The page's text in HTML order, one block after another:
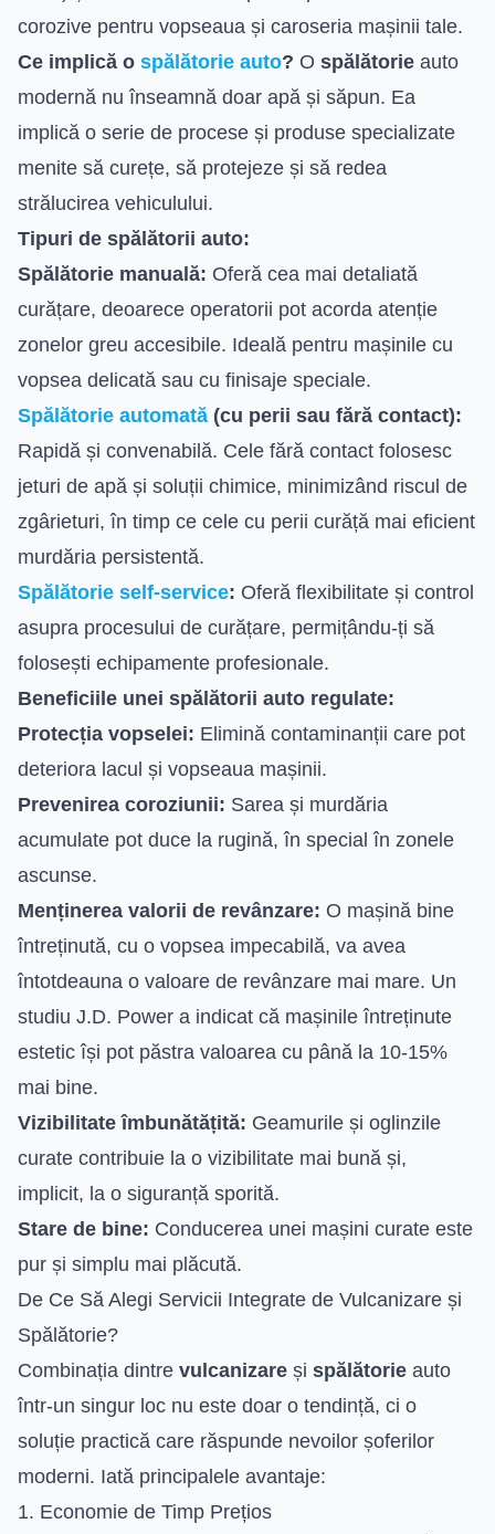
corozive pentru vopseaua și caroseria mașinii tale.
Ce implică o spălătorie auto? O spălătorie auto
modernă nu înseamnă doar apă și săpun. Ea
implică o serie de procese și produse specializate
menite să curețe, să protejeze și să redea
strălucirea vehiculului.
Tipuri de spălătorii auto:
Spălătorie manuală: Oferă cea mai detaliată
curățare, deoarece operatorii pot acorda atenție
zonelor greu accesibile. Ideală pentru mașinile cu
vopsea delicată sau cu finisaje speciale.
Spălătorie automată (cu perii sau fără contact):
Rapidă și convenabilă. Cele fără contact folosesc
jeturi de apă și soluții chimice, minimizând riscul de
zgârieturi, în timp ce cele cu perii curăță mai eficient
murdăria persistentă.
Spălătorie self-service: Oferă flexibilitate și control
asupra procesului de curățare, permițându-ți să
folosești echipamente profesionale.
Beneficiile unei spălătorii auto regulate:
Protecția vopselei: Elimină contaminanții care pot
deteriora lacul și vopseaua mașinii.
Prevenirea coroziunii: Sarea și murdăria
acumulate pot duce la rugină, în special în zonele
ascunse.
Menținerea valorii de revânzare: O mașină bine
întreținută, cu o vopsea impecabilă, va avea
întotdeauna o valoare de revânzare mai mare. Un
studiu J.D. Power a indicat că mașinile întreținute
estetic își pot păstra valoarea cu până la 10-15%
mai bine.
Vizibilitate îmbunătățită: Geamurile și oglinzile
curate contribuie la o vizibilitate mai bună și,
implicit, la o siguranță sporită.
Stare de bine: Conducerea unei mașini curate este
pur și simplu mai plăcută.
De Ce Să Alegi Servicii Integrate de Vulcanizare și
Spălătorie?
Combinația dintre vulcanizare și spălătorie auto
într-un singur loc nu este doar o tendință, ci o
soluție practică care răspunde nevoilor șoferilor
moderni. Iată principalele avantaje:
1. Economie de Timp Prețios